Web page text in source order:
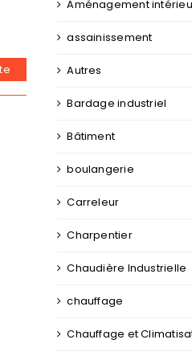
Aménagement
assainissement
Autres
Bardage industriel
Bâtiment
boulangerie
Carreleur
Charpentier
Chaudière Industrielle
chauffage
Chauffage et